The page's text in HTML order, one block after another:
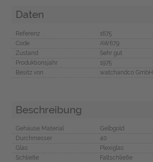
Daten
Referenz
1675
Code
AW679
Zustand
Sehr gut
Produktionsjahr
1975
Besitz von
watchandco GmbH
Beschreibung
Gehäuse Material
Gelbgold
Durchmesser
40
Glas
Plexiglas
Schließe
Faltschließe